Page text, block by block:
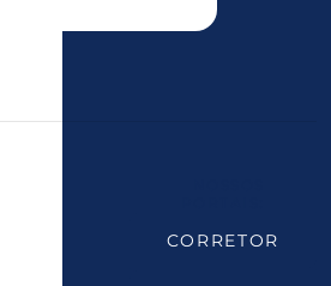
CORRETOR